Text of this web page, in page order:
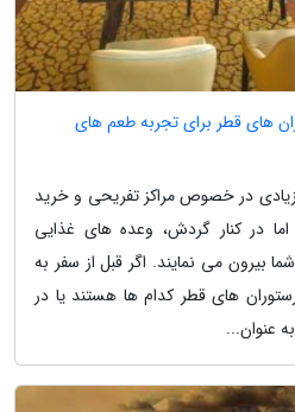
رستوران های قطر برای تجربه طعم های
در خصوص مراکز تفریحی و خرید
در کنار گردش، وعده های غذایی
بیرون می نمایند. اگر قبل از سفر به
های قطر کدام ها هستند یا در
عنوان...